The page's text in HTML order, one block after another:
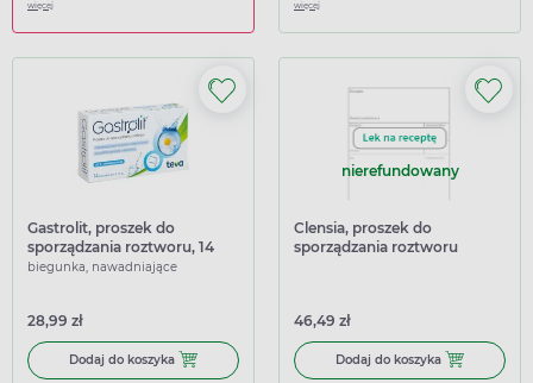
więcej
więcej
Gastrolit, proszek do
sporządzania roztworu, 14
saszetek
biegunka, nawadniające
28,99 zł
Dodaj do koszyka Dodaj do koszyka Gastrolit, proszek do sporządzania
nierefundowany
Clensia, proszek do
sporządzania roztworu
46,49 zł
Dodaj do koszyka Dodaj do